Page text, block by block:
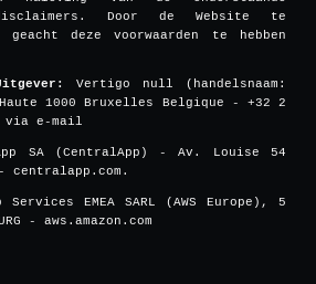
Door de Website te
deze voorwaarden te hebben
Vertigo null (handelsnaam:
1000 Bruxelles Belgique - +32 2
via e-mail
SA (CentralApp) - Av. Louise 54
centralapp.com.
Services EMEA SARL (AWS Europe), 5
- aws.amazon.com